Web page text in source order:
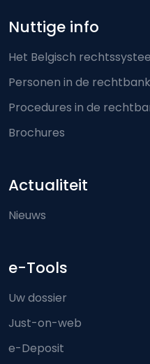
Nuttige info
Het Belgisch
Personen in de rechtbank
Procedures in de
Brochures
Actualiteit
Nieuws
e-Tools
Uw dossier
Just-on-web
e-Deposit